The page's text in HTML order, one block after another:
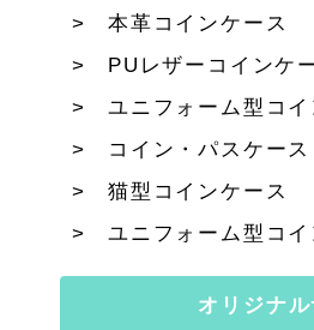
本革コインケース
PUレザーコインケ
ユニフォーム型コイ
コイン・パスケース
猫型コインケース
ユニフォーム型コイ
オリジナ